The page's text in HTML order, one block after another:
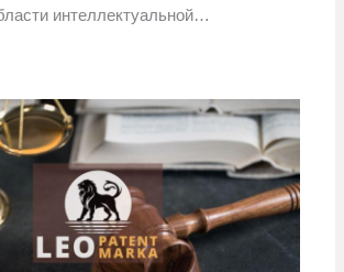
интеллектуальной…